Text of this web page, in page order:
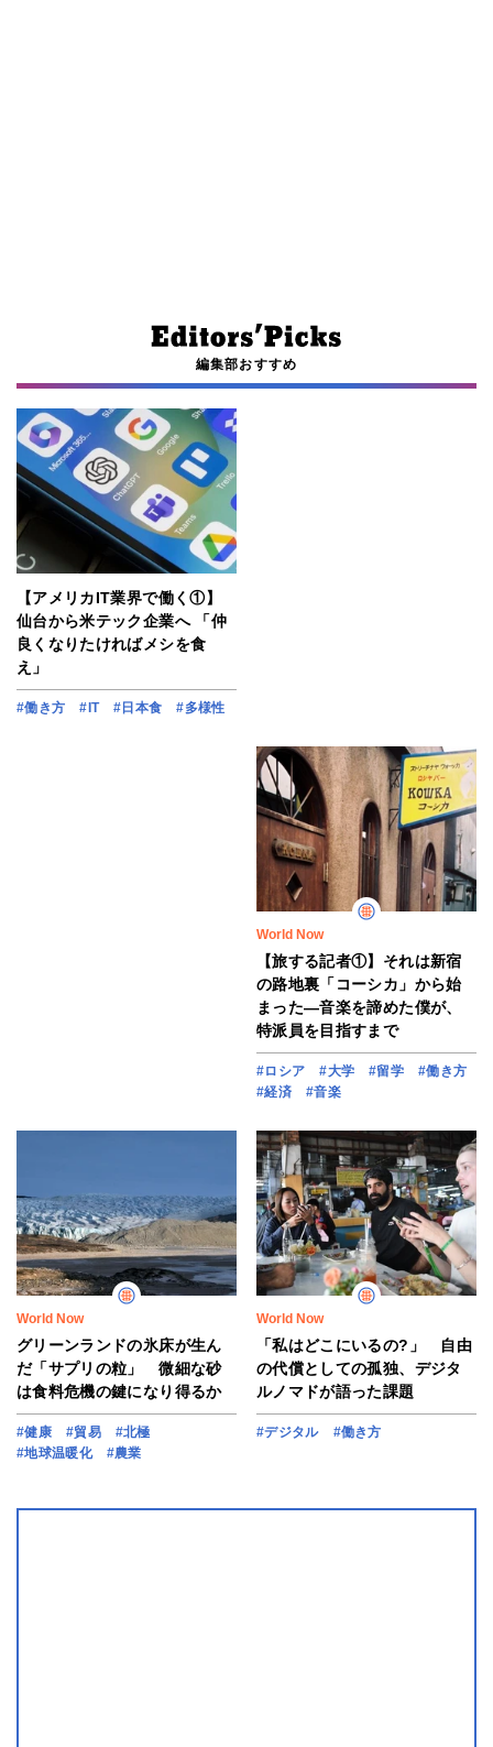
編集部おすすめ
【アメリカIT業界で働く①】
仙台から米テック企業へ 「仲
良くなりたければメシを食
え」
#働き方 #IT #日本食 #多様性
World Now
【旅する記者①】それは新宿
の路地裏「コーシカ」から始
まった―音楽を諦めた僕が、
特派員を目指すまで
#ロシア #大学 #留学
#働き方
#経済
#音楽
World Now
グリーンランドの氷床が生ん
だ「サプリの粒」 微細な砂
は食料危機の鍵になり得るか
#健康 #貿易
#北極
#地球温暖化
#農業
World Now
「私はどこにいるの?」 自由
の代償としての孤独、デジタ
ルノマドが語った課題
#デジタル #働き方